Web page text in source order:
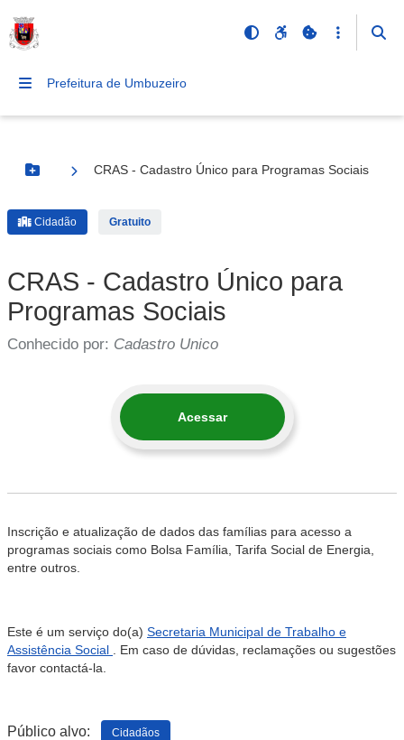
Prefeitura de Umbuzeiro
Botão Menu
CRAS - Cadastro Único para Programas Sociais
Cidadão Gratuito
CRAS - Cadastro Único para
Programas Sociais
Conhecido por: Cadastro Unico
Acessar
Inscrição e atualização de dados das famílias para acesso a
programas sociais como Bolsa Família, Tarifa Social de Energia,
entre outros.
Este é um serviço do(a) Secretaria Municipal de Trabalho e
Assistência Social
. Em caso de dúvidas, reclamações ou sugestões
favor contactá-la.
Público alvo: Cidadãos